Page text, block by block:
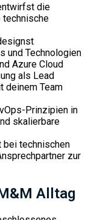
die
technische
und Technologien
Azure Cloud
als Lead
deinem Team
Prinzipien in
skalierbare
bei technischen
zur
Alltag